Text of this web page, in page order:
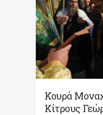
Κουρά
Κίτρους